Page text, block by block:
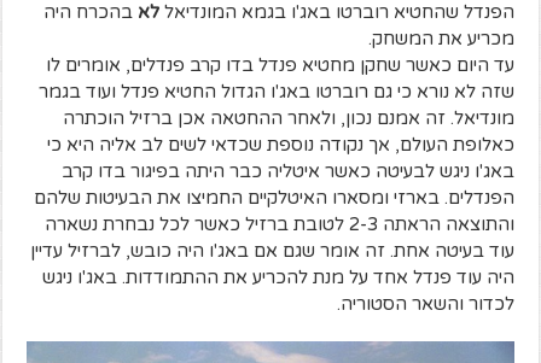
הפנדל שהחטיא רוברטו באג'ו בגמא המונדיאללא בהכרח היה
מכריע את המשחק.
עד היום כאשר שחקן מחטיא פנדל בדו קרב פנדלים, אומרים לו
שזה לא נורא כי גם רוברטו באג'ו הגדול החטיא פנדל ועוד בגמר
מונדיאל. זה אמנם נכון, ולאחר ההחטאה אכן ברזיל הוכתרה
כאלופת העולם, אך נקודה נוספת שכדאי לשים לב אליה היא כי
באג'ו ניגש לבעיטה כאשר איטליה כבר היתה בפיגור בדו קרב
הפנדלים. בארזי ומסארו האיטלקיים החמיצו את הבעיטות שלהם
והתוצאה הראתה 2-3 לטובת ברזיל כאשר לכל נבחרת נשארה
עוד בעיטה אחת. זה אומר שגם אם באג'ו היה כובש, לברזיל עדיין
היה עוד פנדל אחד על מנת להכריע את ההתמודדות. באג'ו ניגש
לכדור והשאר הסטוריה.